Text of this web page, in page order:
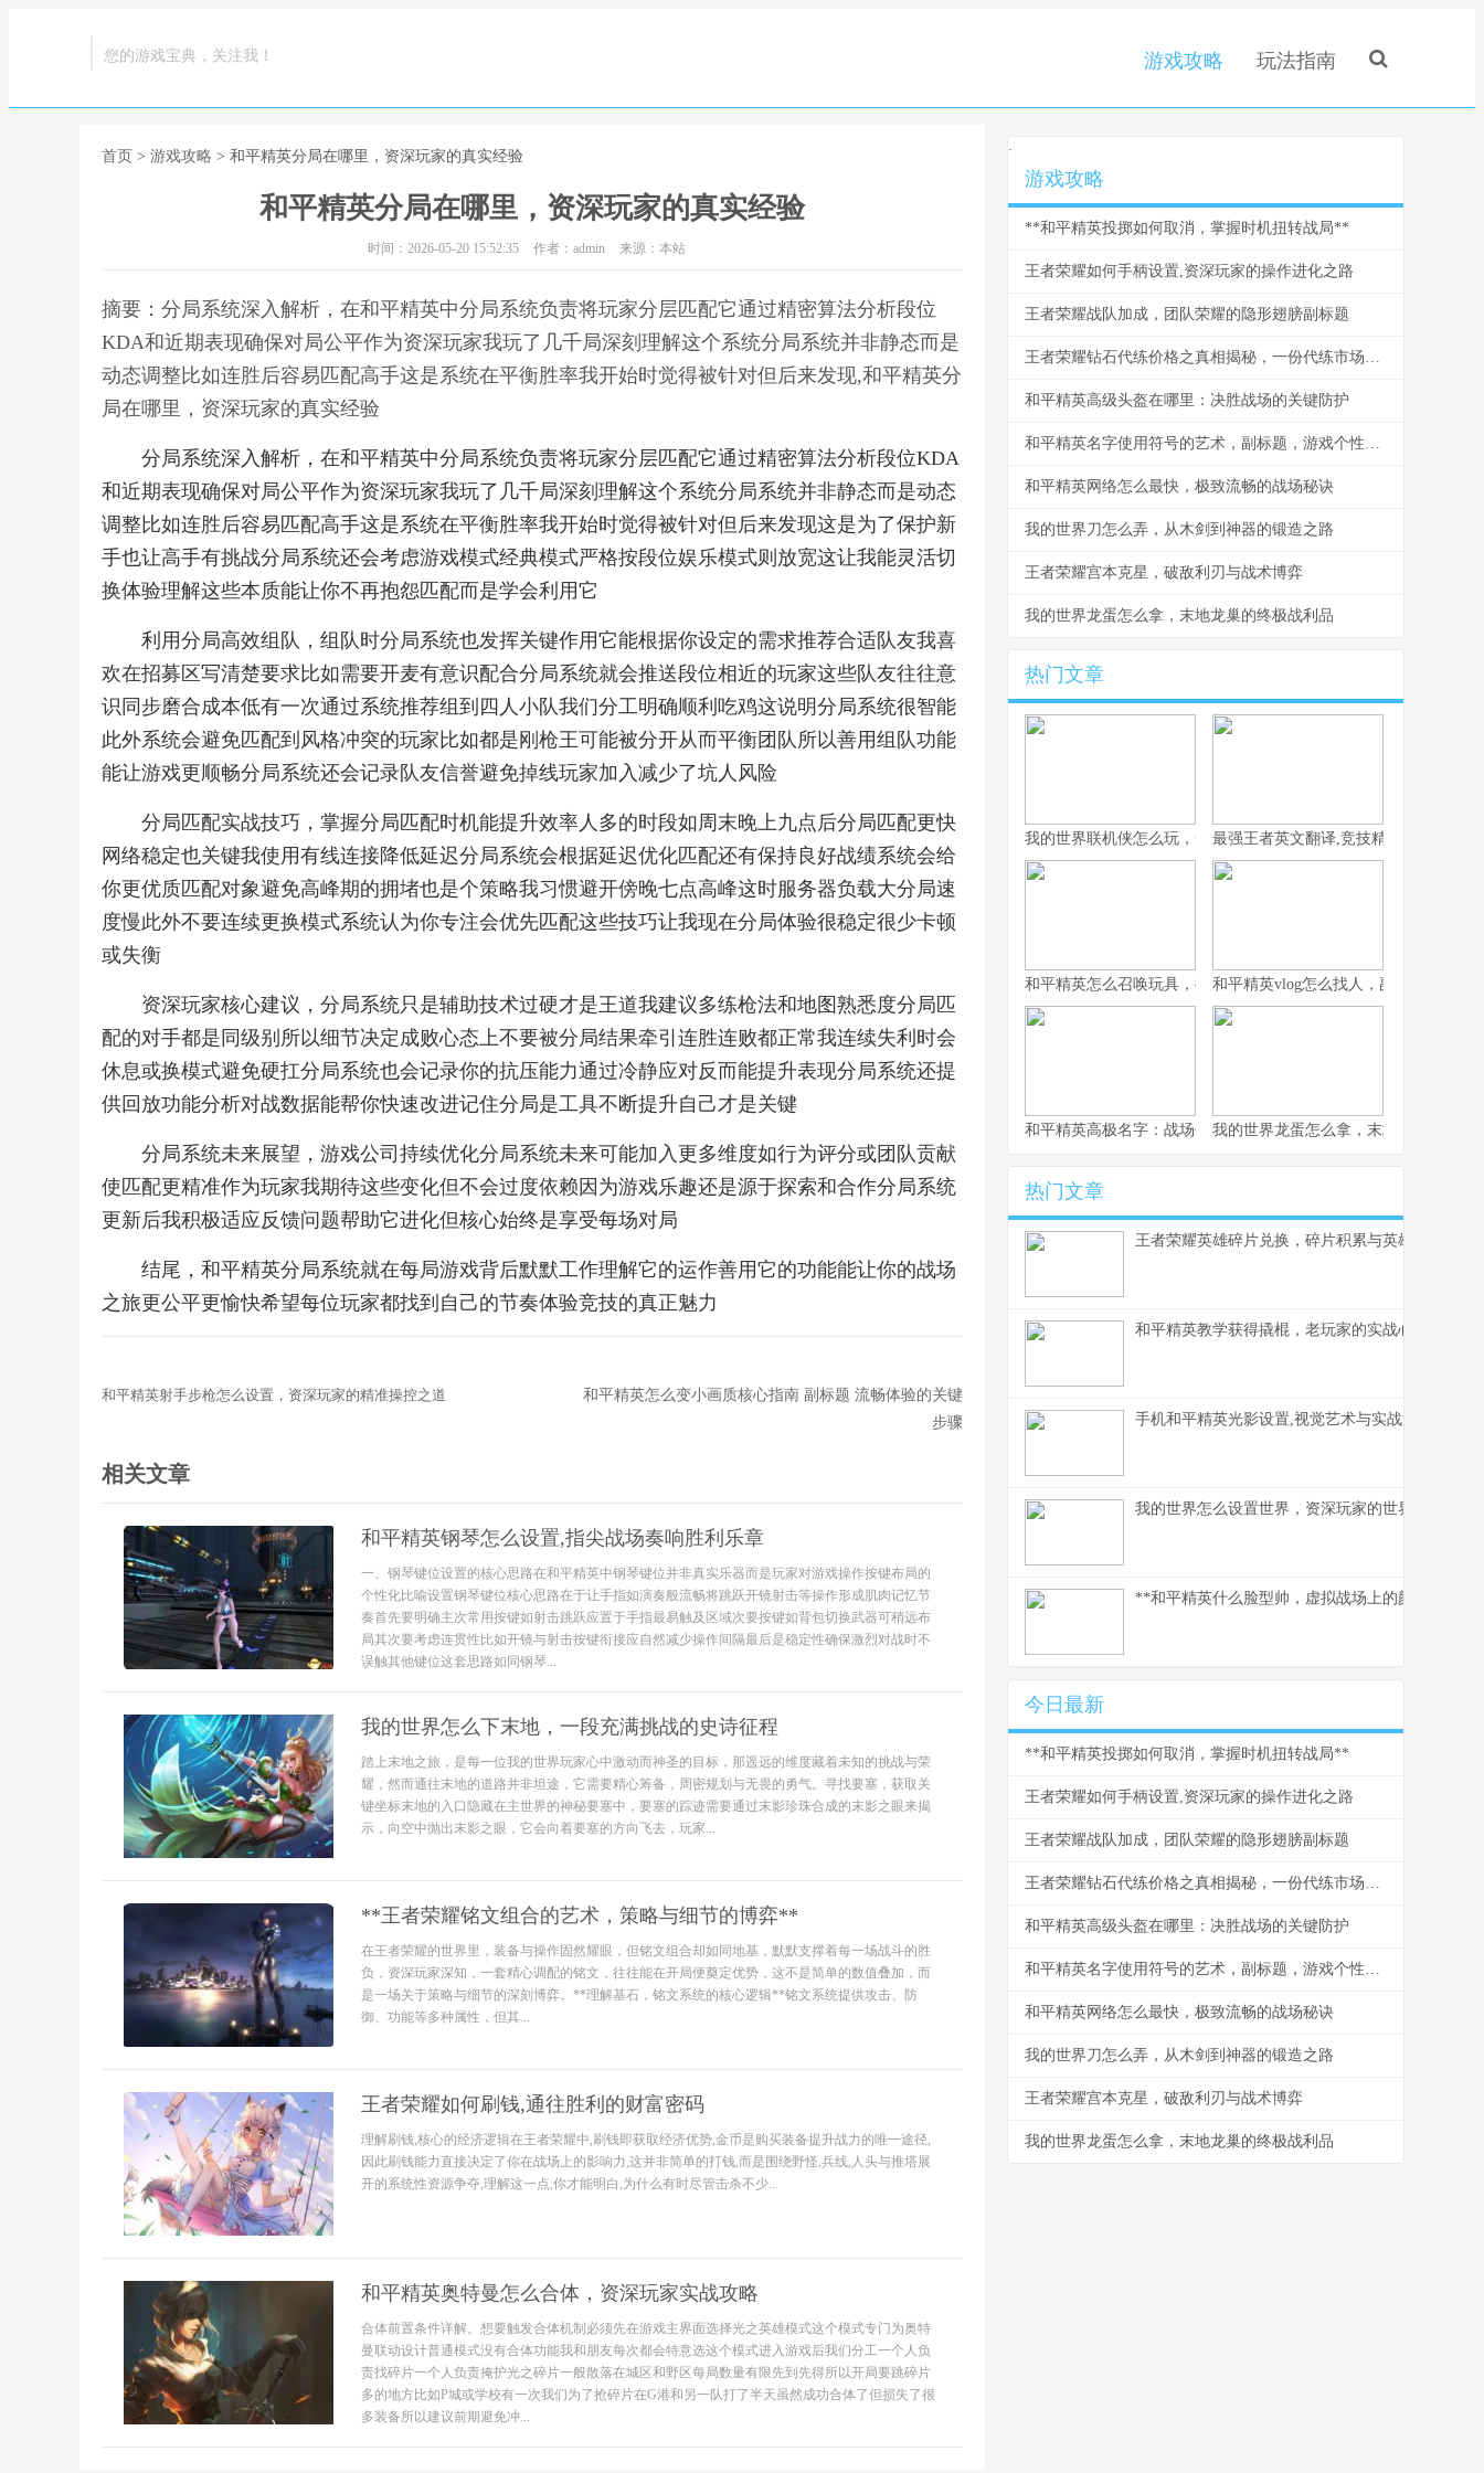
您的游戏宝典，关注我！ 游戏攻略 玩法指南
首页 > 游戏攻略 > 和平精英分局在哪里，资深玩家的真实经验
和平精英分局在哪里，资深玩家的真实经验
时间：2026-05-20 15:52:35 作者：admin 来源：本站
摘要：分局系统深入解析，在和平精英中分局系统负责将玩家分层匹配它通过精密算法分析段位
KDA和近期表现确保对局公平作为资深玩家我玩了几千局深刻理解这个系统分局系统并非静态而是
动态调整比如连胜后容易匹配高手这是系统在平衡胜率我开始时觉得被针对但后来发现,和平精英分
局在哪里，资深玩家的真实经验
分局系统深入解析，在和平精英中分局系统负责将玩家分层匹配它通过精密算法分析段位KDA
和近期表现确保对局公平作为资深玩家我玩了几千局深刻理解这个系统分局系统并非静态而是动态
调整比如连胜后容易匹配高手这是系统在平衡胜率我开始时觉得被针对但后来发现这是为了保护新
手也让高手有挑战分局系统还会考虑游戏模式经典模式严格按段位娱乐模式则放宽这让我能灵活切
换体验理解这些本质能让你不再抱怨匹配而是学会利用它
利用分局高效组队，组队时分局系统也发挥关键作用它能根据你设定的需求推荐合适队友我喜
欢在招募区写清楚要求比如需要开麦有意识配合分局系统就会推送段位相近的玩家这些队友往往意
识同步磨合成本低有一次通过系统推荐组到四人小队我们分工明确顺利吃鸡这说明分局系统很智能
此外系统会避免匹配到风格冲突的玩家比如都是刚枪王可能被分开从而平衡团队所以善用组队功能
能让游戏更顺畅分局系统还会记录队友信誉避免掉线玩家加入减少了坑人风险
分局匹配实战技巧，掌握分局匹配时机能提升效率人多的时段如周末晚上九点后分局匹配更快
网络稳定也关键我使用有线连接降低延迟分局系统会根据延迟优化匹配还有保持良好战绩系统会给
你更优质匹配对象避免高峰期的拥堵也是个策略我习惯避开傍晚七点高峰这时服务器负载大分局速
度慢此外不要连续更换模式系统认为你专注会优先匹配这些技巧让我现在分局体验很稳定很少卡顿
或失衡
资深玩家核心建议，分局系统只是辅助技术过硬才是王道我建议多练枪法和地图熟悉度分局匹
配的对手都是同级别所以细节决定成败心态上不要被分局结果牵引连胜连败都正常我连续失利时会
休息或换模式避免硬扛分局系统也会记录你的抗压能力通过冷静应对反而能提升表现分局系统还提
供回放功能分析对战数据能帮你快速改进记住分局是工具不断提升自己才是关键
分局系统未来展望，游戏公司持续优化分局系统未来可能加入更多维度如行为评分或团队贡献
使匹配更精准作为玩家我期待这些变化但不会过度依赖因为游戏乐趣还是源于探索和合作分局系统
更新后我积极适应反馈问题帮助它进化但核心始终是享受每场对局
结尾，和平精英分局系统就在每局游戏背后默默工作理解它的运作善用它的功能能让你的战场
之旅更公平更愉快希望每位玩家都找到自己的节奏体验竞技的真正魅力
和平精英射手步枪怎么设置，资深玩家的精准操控之道
和平精英怎么变小画质核心指南 副标题 流畅体验的关键
步骤
相关文章
和平精英钢琴怎么设置,指尖战场奏响胜利乐章
一、钢琴键位设置的核心思路在和平精英中钢琴键位并非真实乐器而是玩家对游戏操作按键布局的
个性化比喻设置钢琴键位核心思路在于让手指如演奏般流畅将跳跃开镜射击等操作形成肌肉记忆节
奏首先要明确主次常用按键如射击跳跃应置于手指最易触及区域次要按键如背包切换武器可稍远布
局其次要考虑连贯性比如开镜与射击按键衔接应自然减少操作间隔最后是稳定性确保激烈对战时不
误触其他键位这套思路如同钢琴...
我的世界怎么下末地，一段充满挑战的史诗征程
踏上末地之旅，是每一位我的世界玩家心中激动而神圣的目标，那遥远的维度藏着未知的挑战与荣
耀，然而通往末地的道路并非坦途，它需要精心筹备，周密规划与无畏的勇气。寻找要塞，获取关
键坐标末地的入口隐藏在主世界的神秘要塞中，要塞的踪迹需要通过末影珍珠合成的末影之眼来揭
示，向空中抛出末影之眼，它会向着要塞的方向飞去，玩家...
**王者荣耀铭文组合的艺术，策略与细节的博弈**
在王者荣耀的世界里，装备与操作固然耀眼，但铭文组合却如同地基，默默支撑着每一场战斗的胜
负，资深玩家深知，一套精心调配的铭文，往往能在开局便奠定优势，这不是简单的数值叠加，而
是一场关于策略与细节的深刻博弈。**理解基石，铭文系统的核心逻辑**铭文系统提供攻击、防
御、功能等多种属性，但其...
王者荣耀如何刷钱,通往胜利的财富密码
理解刷钱,核心的经济逻辑在王者荣耀中,刷钱即获取经济优势,金币是购买装备提升战力的唯一途径,
因此刷钱能力直接决定了你在战场上的影响力,这并非简单的打钱,而是围绕野怪,兵线,人头与推塔展
开的系统性资源争夺,理解这一点,你才能明白,为什么有时尽管击杀不少...
和平精英奥特曼怎么合体，资深玩家实战攻略
合体前置条件详解。想要触发合体机制必须先在游戏主界面选择光之英雄模式这个模式专门为奥特
曼联动设计普通模式没有合体功能我和朋友每次都会特意选这个模式进入游戏后我们分工一个人负
责找碎片一个人负责掩护光之碎片一般散落在城区和野区每局数量有限先到先得所以开局要跳碎片
多的地方比如P城或学校有一次我们为了抢碎片在G港和另一队打了半天虽然成功合体了但损失了很
多装备所以建议前期避免冲...
.
游戏攻略
**和平精英投掷如何取消，掌握时机扭转战局**
王者荣耀如何手柄设置,资深玩家的操作进化之路
王者荣耀战队加成，团队荣耀的隐形翅膀副标题
王者荣耀钻石代练价格之真相揭秘，一份代练市场的深度剖析
和平精英高级头盔在哪里：决胜战场的关键防护
和平精英名字使用符号的艺术，副标题，游戏个性的视觉密码
和平精英网络怎么最快，极致流畅的战场秘诀
我的世界刀怎么弄，从木剑到神器的锻造之路
王者荣耀宫本克星，破敌利刃与战术博弈
我的世界龙蛋怎么拿，末地龙巢的终极战利品
热门文章
我的世界联机侠怎么玩，一份资深玩家的联机生存指南
最强王者英文翻译,竞技精神的语言跨越
和平精英怎么召唤玩具，揭秘战场趣味彩蛋之旅
和平精英vlog怎么找人，副标题，从迷
和平精英高极名字：战场代号的艺术与力量我的世界龙蛋怎么拿，末地龙巢的终极
热门文章
王者荣耀英雄碎片兑换，碎片积累与英雄解锁之道
和平精英教学获得撬棍，老玩家的实战心得
手机和平精英光影设置,视觉艺术与实战博弈的微妙
我的世界怎么设置世界，资深玩家的世界塑造指南
**和平精英什么脸型帅，虚拟战场上的颜值与气场
今日最新
**和平精英投掷如何取消，掌握时机扭转战局**
王者荣耀如何手柄设置,资深玩家的操作进化之路
王者荣耀战队加成，团队荣耀的隐形翅膀副标题
王者荣耀钻石代练价格之真相揭秘，一份代练市场的深度剖析
和平精英高级头盔在哪里：决胜战场的关键防护
和平精英名字使用符号的艺术，副标题，游戏个性的视觉密码
和平精英网络怎么最快，极致流畅的战场秘诀
我的世界刀怎么弄，从木剑到神器的锻造之路
王者荣耀宫本克星，破敌利刃与战术博弈
我的世界龙蛋怎么拿，末地龙巢的终极战利品